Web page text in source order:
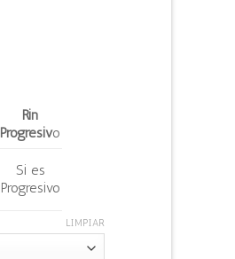
Rin
Progresivo
Si es
Progresivo
LIMPIAR